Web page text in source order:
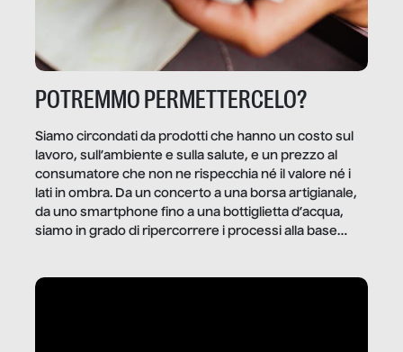
POTREMMO PERMETTERCELO?
Siamo circondati da prodotti che hanno un costo sul
lavoro, sull’ambiente e sulla salute, e un prezzo al
consumatore che non ne rispecchia né il valore né i
lati in ombra. Da un concerto a una borsa artigianale,
da uno smartphone fino a una bottiglietta d’acqua,
siamo in grado di ripercorrere i processi alla base
dietro gli oggetti e i servizi che fanno la nostra vita